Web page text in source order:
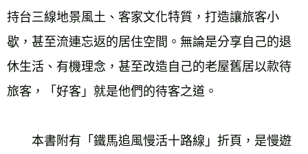
持台三線地景風土、客家文化特質，打造讓旅客小
歇，甚至流連忘返的居住空間。無論是分享自己的退
休生活、有機理念，甚至改造自己的老屋舊居以款待
旅客，「好客」就是他們的待客之道。
本書附有「鐵馬追風慢活十路線」折頁，是慢遊